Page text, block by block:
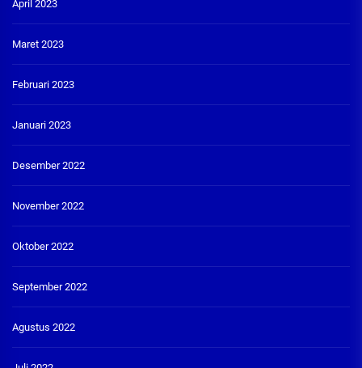
April 2023
Maret 2023
Februari 2023
Januari 2023
Desember 2022
November 2022
Oktober 2022
September 2022
Agustus 2022